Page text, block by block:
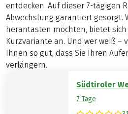
entdecken. Auf dieser 7-tägigen
Abwechslung garantiert gesorgt.
herantasten möchten, bietet
Kurzvariante an. Und wer weiß –
Ihnen so gut, dass Sie Ihren
verlängern.
Südtiroler
7 Tage